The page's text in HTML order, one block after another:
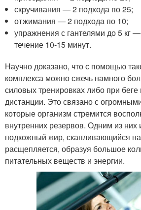
скручивания — 2 подхода по 25;
отжимания — 2 подхода по 10;
упражнения с гантелями до 5 кг
течение 10-15 минут.
Научно доказано, что с помощью
комплекса можно сжечь намного
силовых тренировках либо при
дистанции. Это связано с
которые организм стремится
внутренних резервов. Одним из них
подкожный жир, скапливающийся
расщепляется, образуя большое
питательных веществ и энергии.